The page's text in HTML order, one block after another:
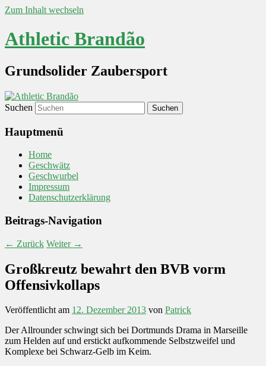
Zum Inhalt wechseln
Athletic Brandão
Grundsolider Zaubersport
Suchen
Hauptmenü
Home
Geschwätz
Geschwurbel
Impressum
Datenschutzerklärung
Beitrags-Navigation
← Zurück Weiter →
Großkreutz bewahrt den BVB vorm
Offensivkollaps
Veröffentlicht am 12. Dezember 2013 von Patrick
Der Allrounder schwingt sich bei Dortmunds Drama in Marseille
zum Helden auf und erstickt aufkommende Selbstzweifel und
Komplexe bei Schwarz-Gelb im Keim.